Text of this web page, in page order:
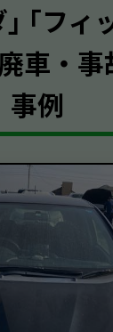
｢フィ
車・事
事例